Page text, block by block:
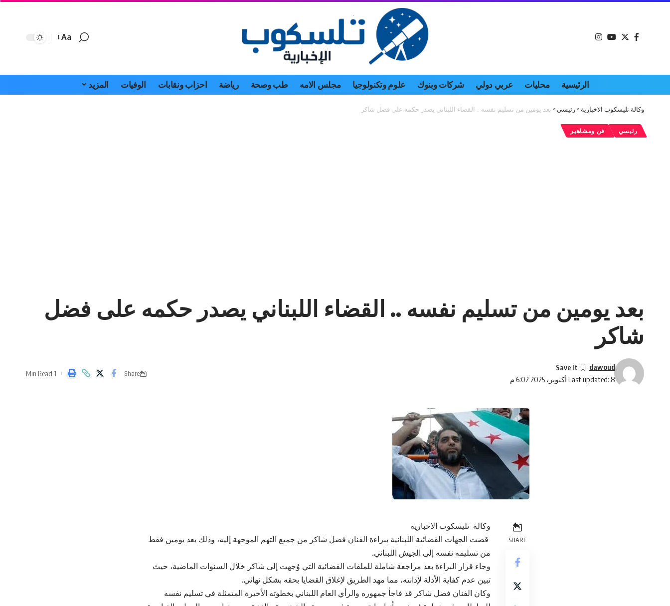
Font
Aa
الرئيسية محليات عربي دولي شركات وبنوك علوم وتكنولوجيا مجلس الامه طب وصحة رياضة احزاب ونقابات الوفيات المزيد
وكالة تليسكوب الاخبارية >رئيسي > بعد يومين من تسليم نفسه .. القضاء اللبناني يصدر حكمه على فضل شاكر
رئيسي فن ومشاهير
بعد يومين من تسليم نفسه .. القضاء اللبناني يصدر حكمه على فضل
شاكر
Last updated: 8 أكتوبر، 2025 6:02 م
dawoud
Share
1 Min Read
SHARE
وكالة تليسكوب الاخبارية
قضت الجهات القضائية اللبنانية ببراءة الفنان فضل شاكر من جميع التهم الموجهة إليه، وذلك بعد يومين فقط
من تسليمه نفسه إلى الجيش اللبناني.
وجاء قرار البراءة بعد مراجعة شاملة للملفات القضائية التي وُجهت إلى شاكر خلال السنوات الماضية، حيث
تبين عدم كفاية الأدلة لإدانته، مما مهد الطريق لإغلاق القضايا بحقه بشكل نهائي.
وكان الفنان فضل شاكر قد فاجأ جمهوره والرأي العام اللبناني بخطوته الأخيرة المتمثلة في تسليم نفسه